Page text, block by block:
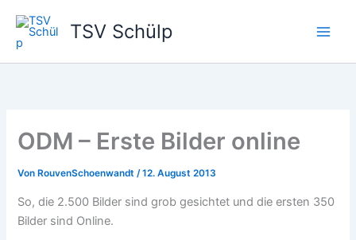
Inhalt
springen
TSV Schülp
ODM – Erste Bilder online
Von RouvenSchoenwandt/12. August 2013
So, die 2.500 Bilder sind grob gesichtet und die ersten 350
Bilder sind Online.